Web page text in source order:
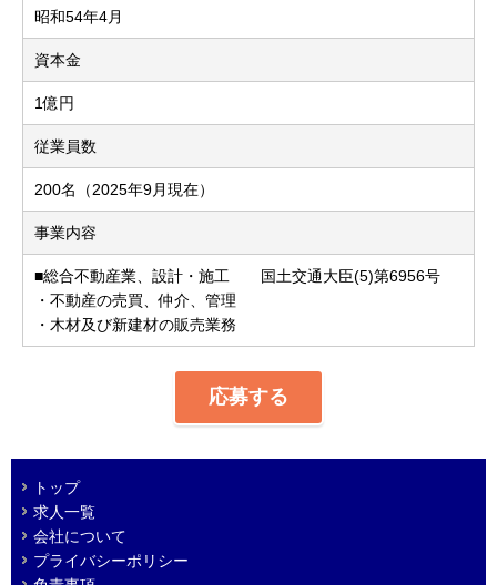
昭和54年4月
資本金
1億円
従業員数
200名（2025年9月現在）
事業内容
■総合不動産業、設計・施工 国土交通大臣(5)第6956号
・不動産の売買、仲介、管理
・木材及び新建材の販売業務
応募する
トップ
求人一覧
会社について
プライバシーポリシー